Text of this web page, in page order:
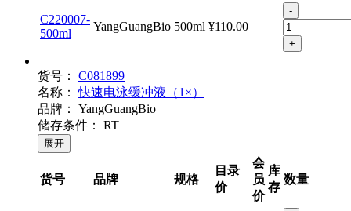
C220007-
500ml
YangGuangBio 500ml ¥110.00
-
+
货号：
C081899
名称：
快速电泳缓冲液（1×）
品牌：
YangGuangBio
储存条件：
RT
展开
货号 品牌 规格
目录
价
会
员
价
库
存
数量